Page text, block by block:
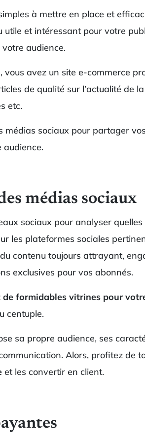
à mettre en place et
utile et intéressant pour votre
audience.
vous avez un site e-commerce
de qualité sur l’actualité de
etc.
médias sociaux pour partager
audience.
médias sociaux
sociaux pour analyser
les plateformes sociales
contenu toujours attrayant,
exclusives pour vos abonnés.
de formidables vitrines pour
centuple.
sa propre audience, ses
Alors, profitez de
et les convertir en client.